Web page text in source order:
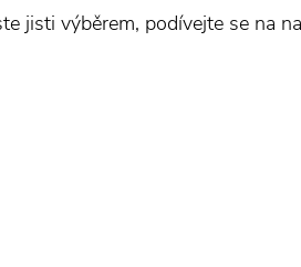
jisti výběrem, podívejte se na